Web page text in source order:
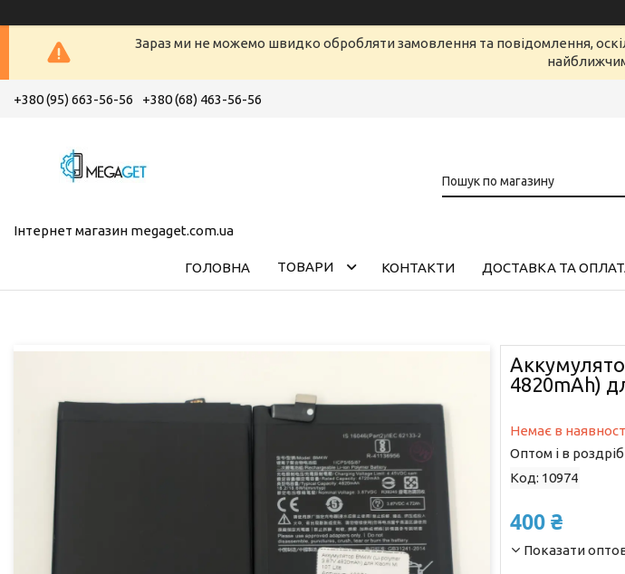
Зараз ми не можемо швидко обробляти замовлення та повідомлення,
+380 (95) 663-56-56 +380 (68) 463-56-56
Інтернет магазин megaget.com.ua
ГОЛОВНА ТОВАРИ КОНТАКТИ ДОСТАВКА ТА
4820mAh)
Немає в
Оптом і в роздріб
Код: 10974
400 ₴
Показати